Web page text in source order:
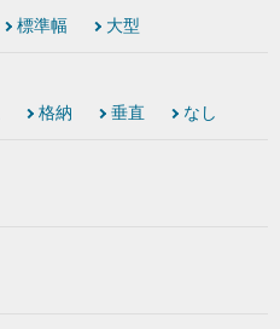
標準幅 大型
格納 垂直 なし